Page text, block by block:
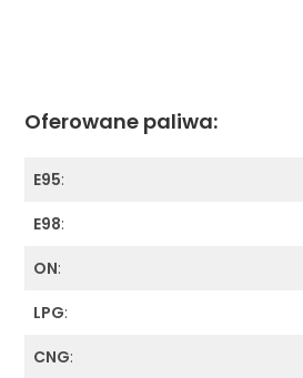
Oferowane paliwa:
E95:
E98:
ON:
LPG:
CNG: